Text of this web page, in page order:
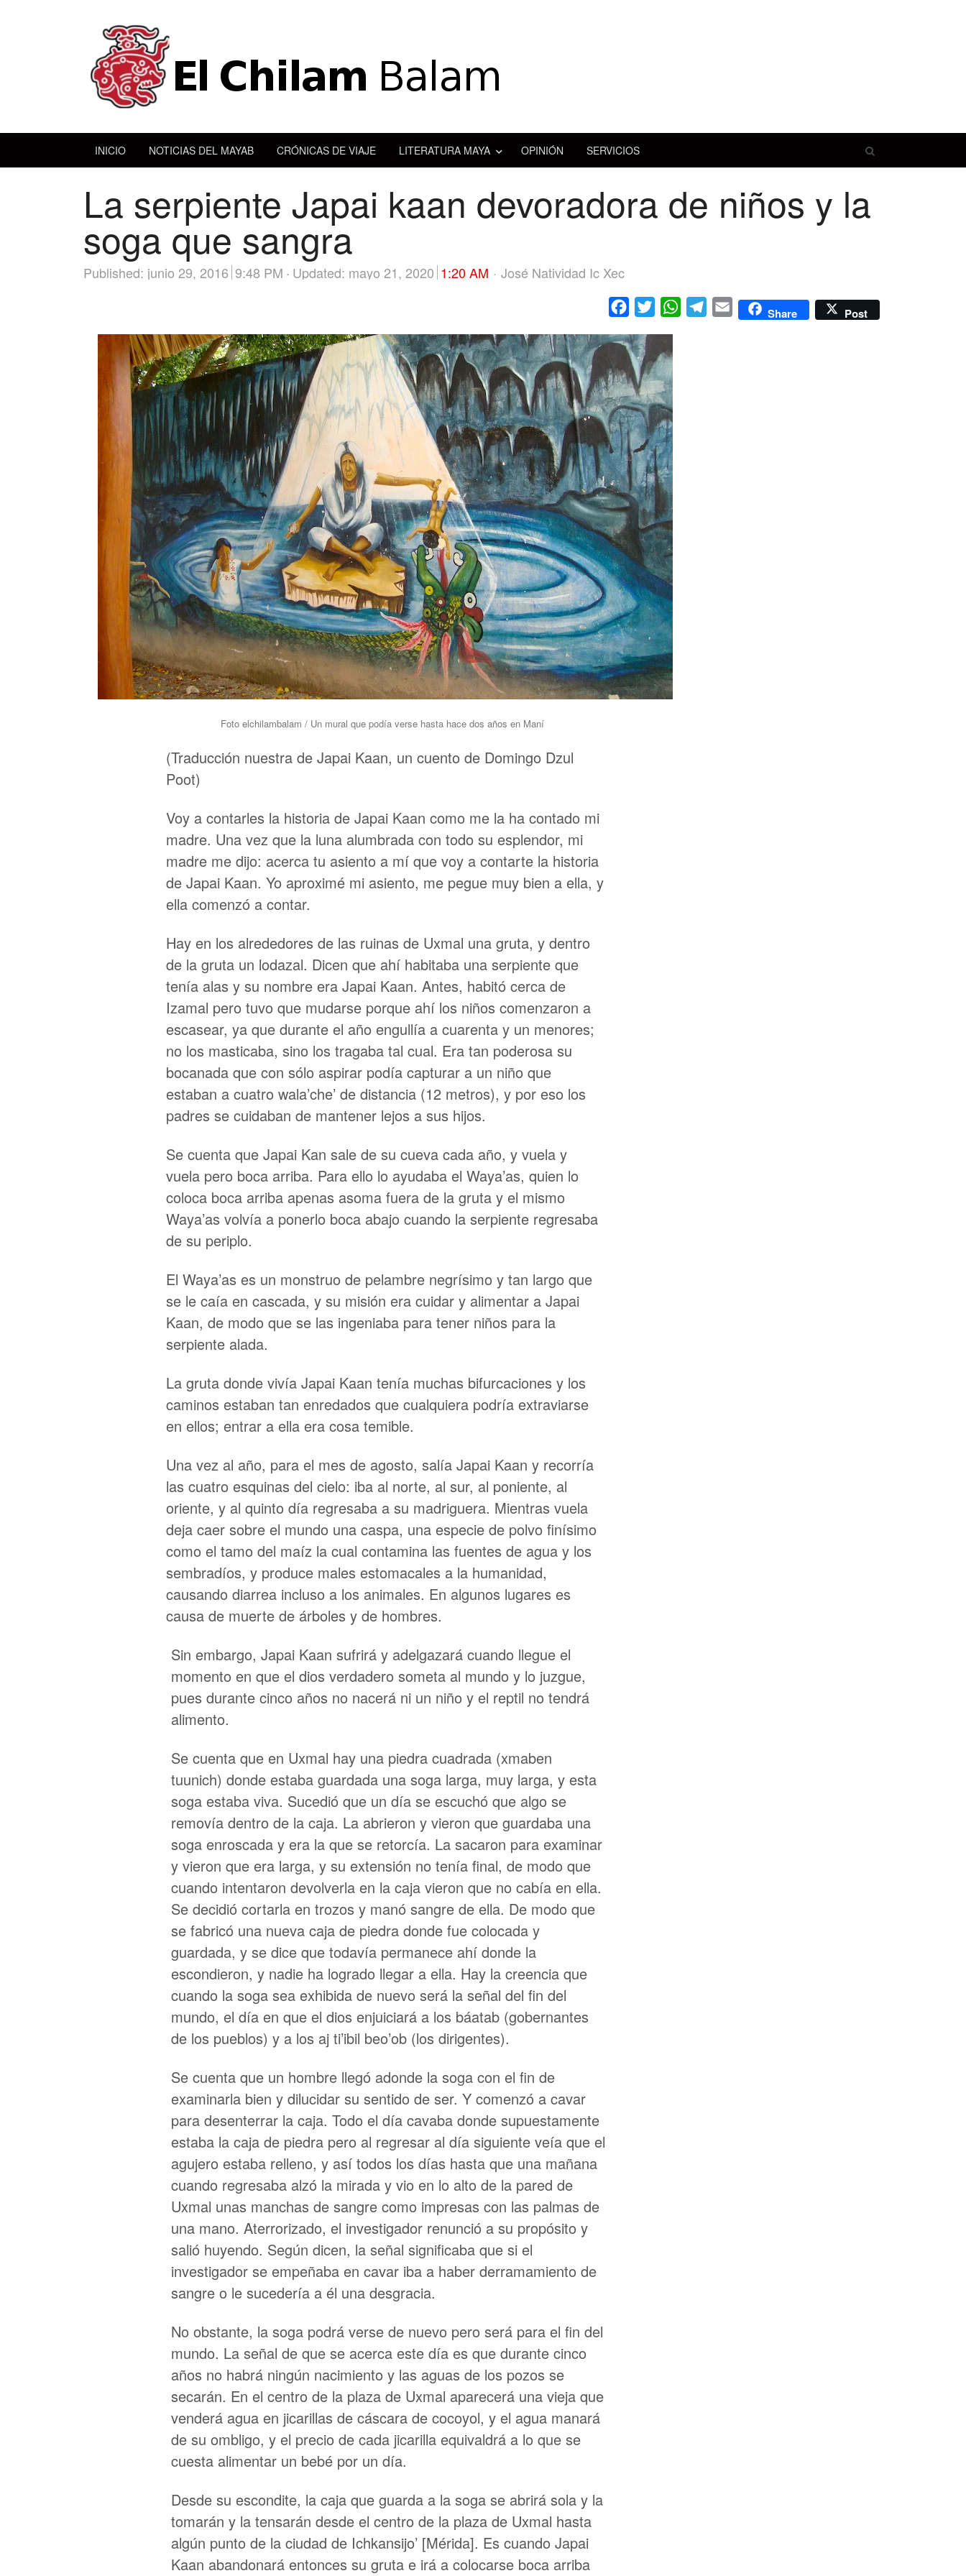
INICIO NOTICIAS DEL MAYAB CRÓNICAS DE VIAJE LITERATURA MAYA OPINIÓN SERVICIOS
search
La serpiente Japai kaan devoradora de niños y la
soga que sangra
Published: junio 29, 2016 9:48 PM Updated: mayo 21, 2020 1:20 AM Author
José Natividad Ic Xec
Facebook
Twitter WhatsAppTelegram
Email Share Post
Foto elchilambalam / Un mural que podía verse hasta hace dos años en Maní
(Traducción nuestra de Japai Kaan, un cuento de Domingo Dzul
Poot)
Voy a contarles la historia de Japai Kaan como me la ha contado mi
madre. Una vez que la luna alumbrada con todo su esplendor, mi
madre me dijo: acerca tu asiento a mí que voy a contarte la historia
de Japai Kaan. Yo aproximé mi asiento, me pegue muy bien a ella, y
ella comenzó a contar.
Hay en los alrededores de las ruinas de Uxmal una gruta, y dentro
de la gruta un lodazal. Dicen que ahí habitaba una serpiente que
tenía alas y su nombre era Japai Kaan. Antes, habitó cerca de
Izamal pero tuvo que mudarse porque ahí los niños comenzaron a
escasear, ya que durante el año engullía a cuarenta y un menores;
no los masticaba, sino los tragaba tal cual. Era tan poderosa su
bocanada que con sólo aspirar podía capturar a un niño que
estaban a cuatro wala’che’ de distancia (12 metros), y por eso los
padres se cuidaban de mantener lejos a sus hijos.
Se cuenta que Japai Kan sale de su cueva cada año, y vuela y
vuela pero boca arriba. Para ello lo ayudaba el Waya’as, quien lo
coloca boca arriba apenas asoma fuera de la gruta y el mismo
Waya’as volvía a ponerlo boca abajo cuando la serpiente regresaba
de su periplo.
El Waya’as es un monstruo de pelambre negrísimo y tan largo que
se le caía en cascada, y su misión era cuidar y alimentar a Japai
Kaan, de modo que se las ingeniaba para tener niños para la
serpiente alada.
La gruta donde vivía Japai Kaan tenía muchas bifurcaciones y los
caminos estaban tan enredados que cualquiera podría extraviarse
en ellos; entrar a ella era cosa temible.
Una vez al año, para el mes de agosto, salía Japai Kaan y recorría
las cuatro esquinas del cielo: iba al norte, al sur, al poniente, al
oriente, y al quinto día regresaba a su madriguera. Mientras vuela
deja caer sobre el mundo una caspa, una especie de polvo finísimo
como el tamo del maíz la cual contamina las fuentes de agua y los
sembradíos, y produce males estomacales a la humanidad,
causando diarrea incluso a los animales. En algunos lugares es
causa de muerte de árboles y de hombres.
Sin embargo, Japai Kaan sufrirá y adelgazará cuando llegue el
momento en que el dios verdadero someta al mundo y lo juzgue,
pues durante cinco años no nacerá ni un niño y el reptil no tendrá
alimento.
Se cuenta que en Uxmal hay una piedra cuadrada (xmaben
tuunich) donde estaba guardada una soga larga, muy larga, y esta
soga estaba viva. Sucedió que un día se escuchó que algo se
removía dentro de la caja. La abrieron y vieron que guardaba una
soga enroscada y era la que se retorcía. La sacaron para examinar
y vieron que era larga, y su extensión no tenía final, de modo que
cuando intentaron devolverla en la caja vieron que no cabía en ella.
Se decidió cortarla en trozos y manó sangre de ella. De modo que
se fabricó una nueva caja de piedra donde fue colocada y
guardada, y se dice que todavía permanece ahí donde la
escondieron, y nadie ha logrado llegar a ella. Hay la creencia que
cuando la soga sea exhibida de nuevo será la señal del fin del
mundo, el día en que el dios enjuiciará a los báatab (gobernantes
de los pueblos) y a los aj ti’ibil beo’ob (los dirigentes).
Se cuenta que un hombre llegó adonde la soga con el fin de
examinarla bien y dilucidar su sentido de ser. Y comenzó a cavar
para desenterrar la caja. Todo el día cavaba donde supuestamente
estaba la caja de piedra pero al regresar al día siguiente veía que el
agujero estaba relleno, y así todos los días hasta que una mañana
cuando regresaba alzó la mirada y vio en lo alto de la pared de
Uxmal unas manchas de sangre como impresas con las palmas de
una mano. Aterrorizado, el investigador renunció a su propósito y
salió huyendo. Según dicen, la señal significaba que si el
investigador se empeñaba en cavar iba a haber derramamiento de
sangre o le sucedería a él una desgracia.
No obstante, la soga podrá verse de nuevo pero será para el fin del
mundo. La señal de que se acerca este día es que durante cinco
años no habrá ningún nacimiento y las aguas de los pozos se
secarán. En el centro de la plaza de Uxmal aparecerá una vieja que
venderá agua en jicarillas de cáscara de cocoyol, y el agua manará
de su ombligo, y el precio de cada jicarilla equivaldrá a lo que se
cuesta alimentar un bebé por un día.
Desde su escondite, la caja que guarda a la soga se abrirá sola y la
tomarán y la tensarán desde el centro de la plaza de Uxmal hasta
algún punto de la ciudad de Ichkansijo’ [Mérida]. Es cuando Japai
Kaan abandonará entonces su gruta e irá a colocarse boca arriba